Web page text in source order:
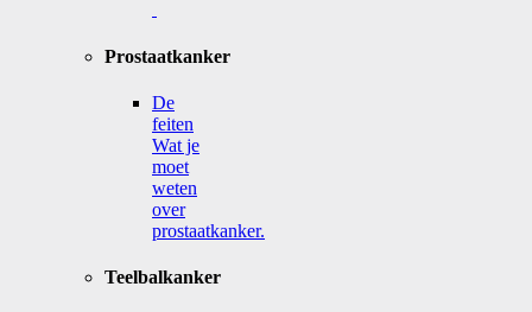
Prostaatkanker
De
feiten
Wat je
moet
weten
over
prostaatkanker.
Teelbalkanker